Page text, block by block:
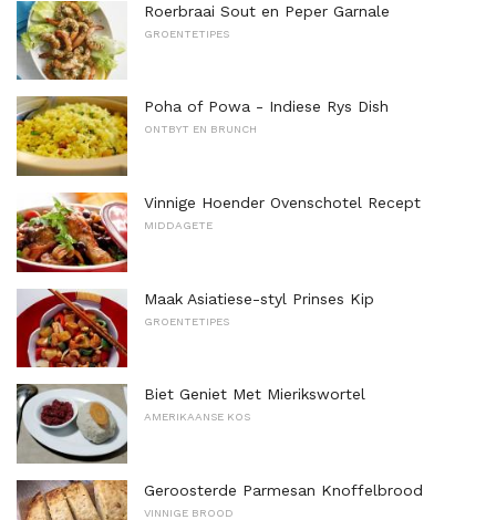
Roerbraai Sout en Peper Garnale
GROENTETIPES
Poha of Powa - Indiese Rys Dish
ONTBYT EN BRUNCH
Vinnige Hoender Ovenschotel Recept
MIDDAGETE
Maak Asiatiese-styl Prinses Kip
GROENTETIPES
Biet Geniet Met Mierikswortel
AMERIKAANSE KOS
Geroosterde Parmesan Knoffelbrood
VINNIGE BROOD